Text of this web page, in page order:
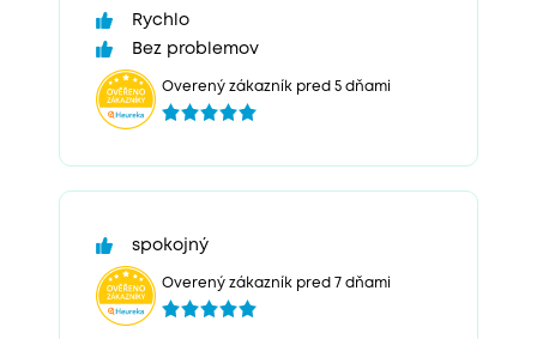
Rychlo
Bez problemov
Overený zákazník pred 5 dňami
spokojný
Overený zákazník pred 7 dňami